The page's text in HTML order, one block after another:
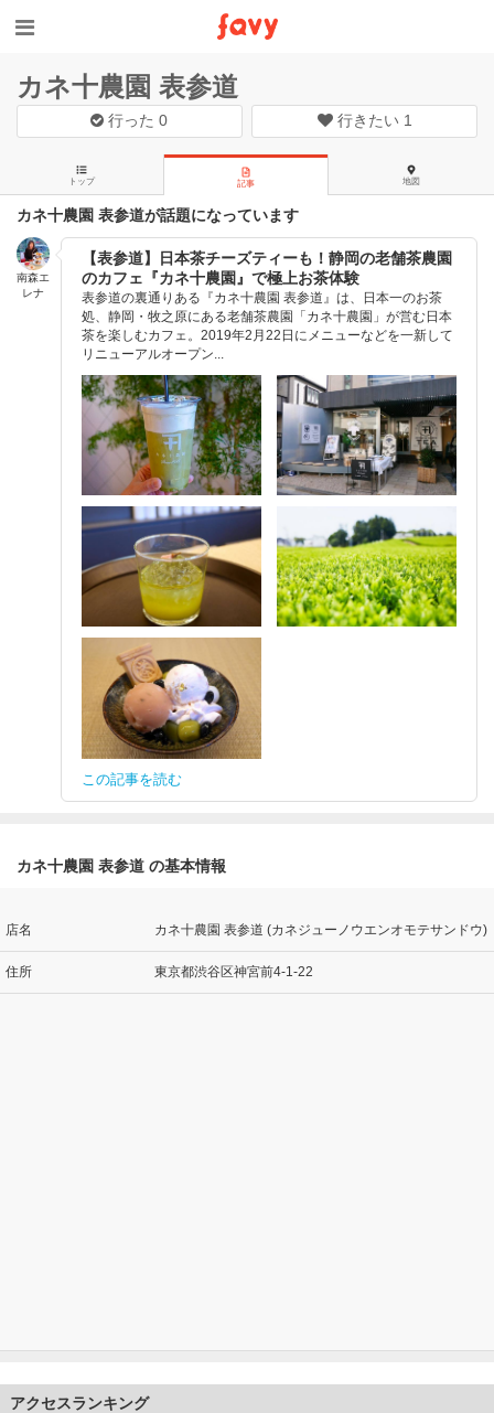
カネ十農園 表参道
行った0 行きたい 1
トップ 記事 地図
カネ十農園 表参道が話題になっています
南森エ
レナ
【表参道】日本茶チーズティーも！静岡の老舗茶農園
のカフェ『カネ十農園』で極上お茶体験
表参道の裏通りある『カネ十農園 表参道』は、日本一のお茶
処、静岡・牧之原にある老舗茶農園「カネ十農園」が営む日本
茶を楽しむカフェ。2019年2月22日にメニューなどを一新して
リニューアルオープン...
この記事を読む
カネ十農園 表参道 の基本情報
店名 カネ十農園 表参道 (カネジューノウエンオモテサンドウ)
住所 東京都渋谷区神宮前4-1-22
アクセスランキング